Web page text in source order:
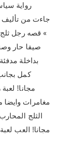
رواية
جاءت من تأليف
» قصه رجل ثلج
صيفا حار
بداخلة
كمل
مجانا!
مغامرات
الثلج
مجانا! العب